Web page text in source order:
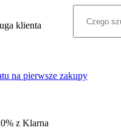
klienta
na pierwsze zakupy
z Klarna